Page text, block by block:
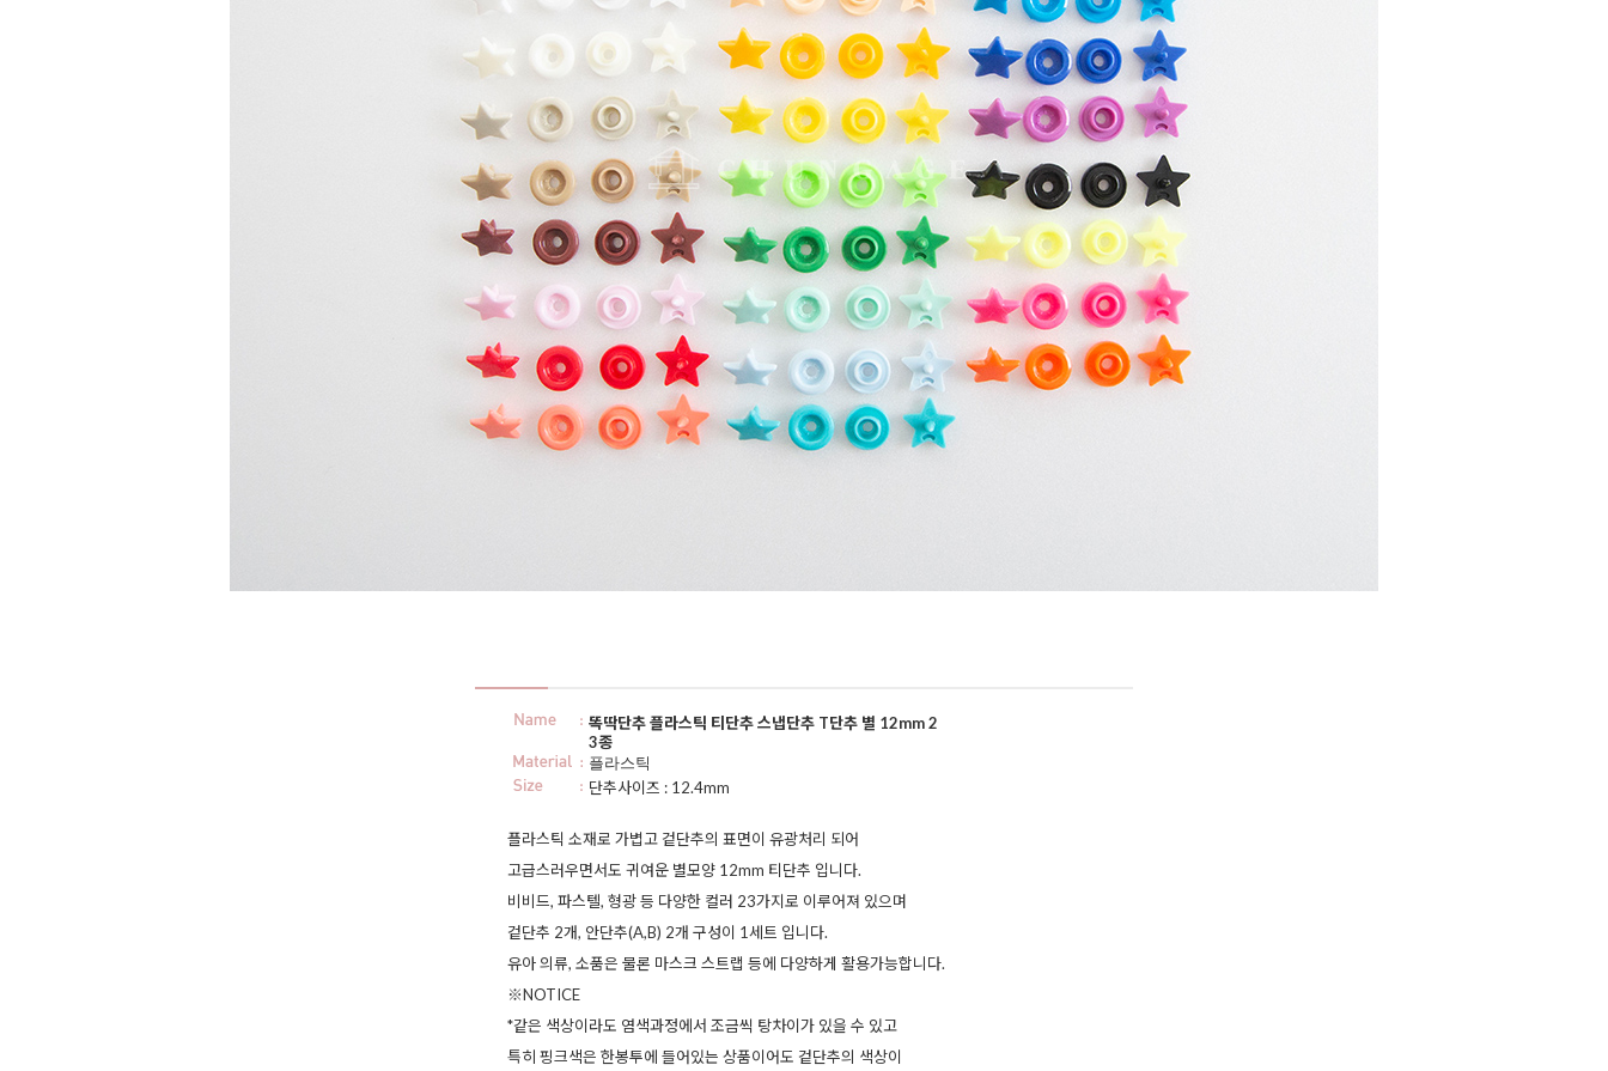
똑딱단추 플라스틱 티단추 스냅단추 T단추 별 12mm 2
3종
플라스틱
단추사이즈 : 12.4mm
플라스틱 소재로 가볍고 겉단추의 표면이 유광처리 되어
고급스러우면서도 귀여운 별모양 12mm 티단추 입니다.
비비드, 파스텔, 형광 등 다양한 컬러 23가지로 이루어져 있으며
겉단추 2개, 안단추(A,B) 2개 구성이 1세트 입니다.
유아 의류, 소품은 물론 마스크 스트랩 등에 다양하게 활용가능합니다.
※NOTICE
*같은 색상이라도 염색과정에서 조금씩 탕차이가 있을 수 있고
특히 핑크색은 한봉투에 들어있는 상품이어도 겉단추의 색상이